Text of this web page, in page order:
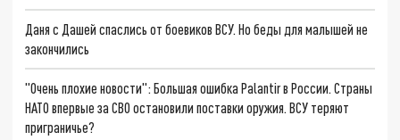
Даня с Дашей спаслись от боевиков ВСУ. Но беды для малышей не
закончились
"Очень плохие новости": Большая ошибка Palantir в России. Страны
НАТО впервые за СВО остановили поставки оружия. ВСУ теряют
приграничье?